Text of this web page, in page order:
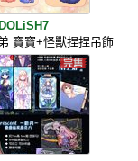
IDOLiSH7
寶寶+怪獸捏捏吊飾